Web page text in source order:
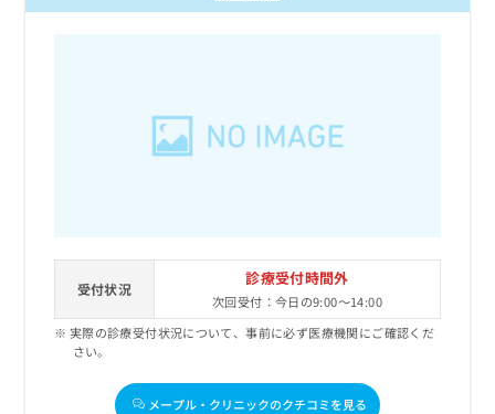
受付状況
診療受付時間外
次回受付：今日の9:00～14:00
実際の診療受付状況について、事前に必ず医療機関にご確認くだ
さい。
メープル・クリニックのクチコミを見る